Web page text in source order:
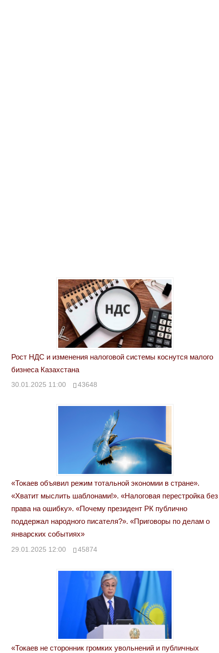
Рост НДС и изменения налоговой системы коснутся малого
бизнеса Казахстана
30.01.2025 11:00 43648
«Токаев объявил режим тотальной экономии в стране».
«Хватит мыслить шаблонами!». «Налоговая перестройка без
права на ошибку». «Почему президент РК публично
поддержал народного писателя?». «Приговоры по делам о
январских событиях»
29.01.2025 12:00 45874
«Токаев не сторонник громких увольнений и публичных